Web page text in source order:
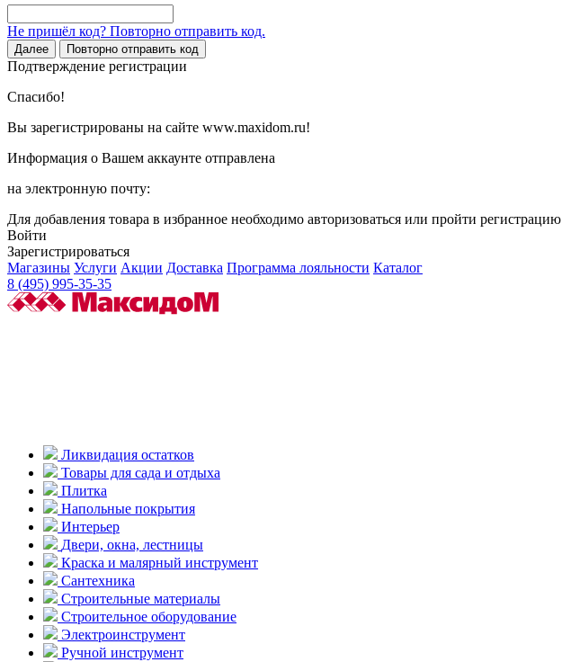
Не пришёл код? Повторно отправить код.
Далее Повторно отправить код
Подтверждение регистрации
Спасибо!
Вы зарегистрированы на сайте www.maxidom.ru!
Информация о Вашем аккаунте отправлена
на электронную почту:
Для добавления товара в избранное необходимо авторизоваться или пройти регистрацию
Войти
Зарегистрироваться
Магазины Услуги Акции Доставка Программа лояльности Каталог
8 (495) 995-35-35
Ликвидация остатков
Товары для сада и отдыха
Плитка
Напольные покрытия
Интерьер
Двери, окна, лестницы
Краска и малярный инструмент
Сантехника
Строительные материалы
Строительное оборудование
Электроинструмент
Ручной инструмент